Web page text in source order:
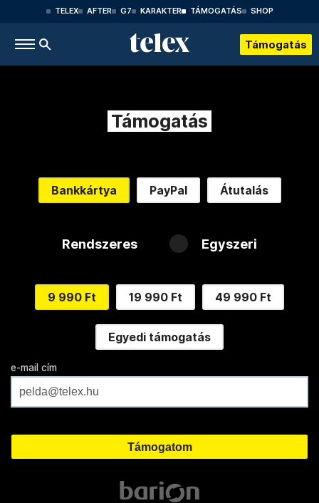
TELEX AFTER G7 KARAKTER TÁMOGATÁS SHOP
Támogatás
Támogatás
Bankkártya PayPal Átutalás
Rendszeres Egyszeri
9 990 Ft 19 990 Ft 49 990 Ft
Egyedi támogatás
e-mail cím